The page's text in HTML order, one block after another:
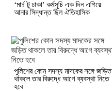
‘মার্চ টু ঢাকা’ কর্মসূচি এক দিন এগিয়ে
আনার সিদ্ধান্ত ছিল ঐতিহাসিক
পুলিশের কোন সদস্য মাদকের সঙ্গে জড়িত
থাকলে তার বিরুদ্ধে আগে ব্যবস্থা নিতে
হবে